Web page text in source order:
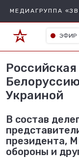
МЕДИАГРУППА
ЭФИР
Украиной
В состав
президента,
обороны и